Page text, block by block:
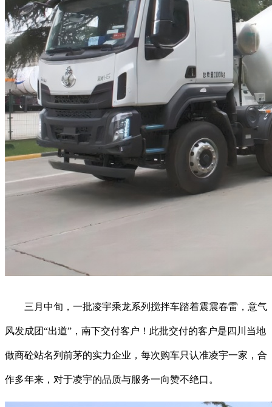
三月中旬，一批凌宇乘龙系列搅拌车踏着震震春雷，意气
风发成团“出道”，南下交付客户！此批交付的客户是四川当地
做商砼站名列前茅的实力企业，每次购车只认准凌宇一家，合
作多年来，对于凌宇的品质与服务一向赞不绝口。